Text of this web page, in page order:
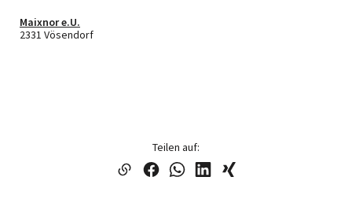
Maixnor e.U.
2331 Vösendorf
Teilen auf: